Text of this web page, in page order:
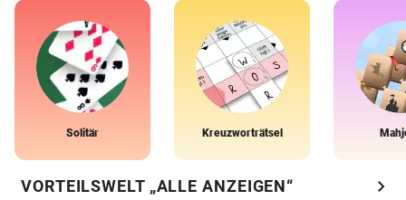
Solitär Kreuzworträtsel
VORTEILSWELT „ALLE ANZEIGEN“ chevron_right